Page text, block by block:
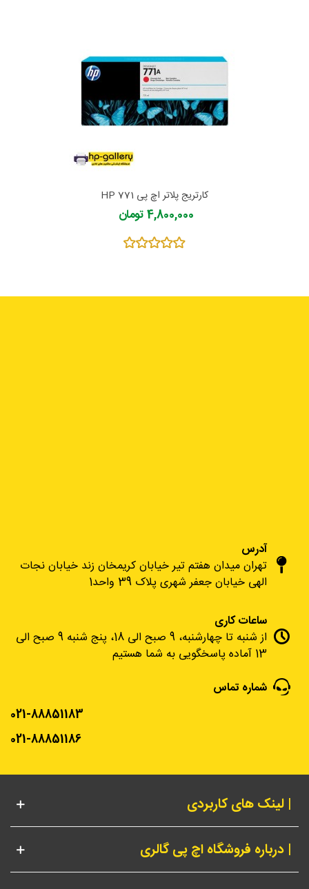
کارتریج پلاتر اچ پی 771 HP
4,800,000 تومان
آدرس
تهران میدان هفتم تیر خیابان کریمخان زند خیابان نجات
الهی خیابان جعفر شهری پلاک 39 واحد1
ساعات کاری
از شنبه تا چهارشنبه، 9 صبح الی 18، پنج شنبه 9 صبح الی
13 آماده پاسخگویی به شما هستیم
شماره تماس
021-88851183
021-88851186
| لینک های کاربردی
| درباره فروشگاه اچ پی گالری